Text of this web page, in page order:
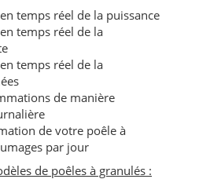
temps réel de la puissance
temps réel de la
temps réel de la
de manière
de votre poêle à
par jour
de poêles à granulés :